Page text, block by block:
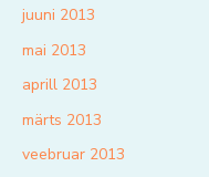
juuni 2013
mai 2013
aprill 2013
märts 2013
veebruar 2013